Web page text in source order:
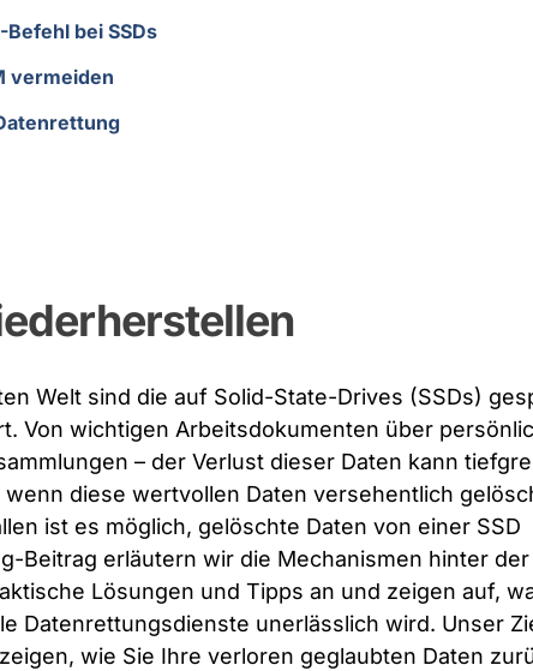
bei SSDs
vermeiden
Welt sind die auf Solid-State-Drives (SSDs)
Von wichtigen Arbeitsdokumenten über
– der Verlust dieser Daten kann
diese wertvollen Daten versehentlich
ist es möglich, gelöschte Daten von einer SSD
Beitrag erläutern wir die Mechanismen hinter der
Lösungen und Tipps an und zeigen auf,
Datenrettungsdienste unerlässlich wird. Unser
wie Sie Ihre verloren geglaubten Daten